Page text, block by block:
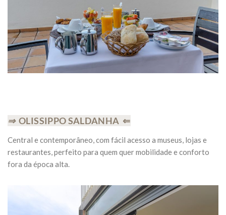
⇒OLISSIPPO SALDANHA ⇐
Central e contemporâneo, com fácil acesso a museus, lojas e
restaurantes, perfeito para quem quer mobilidade e conforto
fora da época alta.